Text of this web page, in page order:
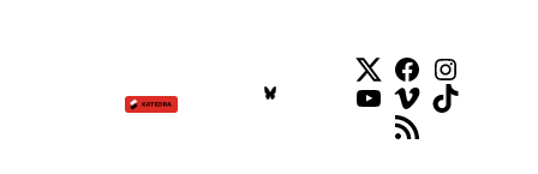
Twitter
Facebook
YouTube
VimeoTikTok
RSS Feed